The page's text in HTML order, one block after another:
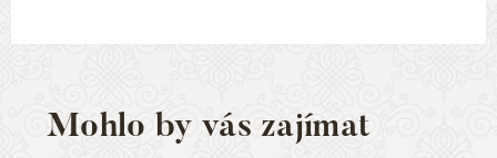
Mohlo by vás zajímat